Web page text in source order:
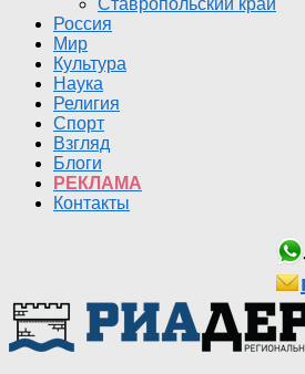
Ставропольский край
Россия
Мир
Культура
Наука
Религия
Спорт
Взгляд
Блоги
РЕКЛАМА
Контакты